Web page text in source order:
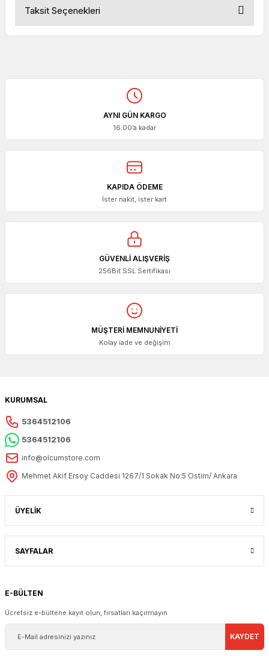
Taksit Seçenekleri
AYNI GÜN KARGO
16:00’a kadar
KAPIDA ÖDEME
İster nakit, ister kart
GÜVENLİ ALIŞVERİŞ
256Bit SSL Sertifikası
MÜŞTERİ MEMNUNİYETİ
Kolay iade ve değişim
KURUMSAL
5364512106
5364512106
info@olcumstore.com
Mehmet Akif Ersoy Caddesi 1267/1 Sokak No:5 Ostim/ Ankara
ÜYELİK
SAYFALAR
E-BÜLTEN
Ücretsiz e-bültene kayıt olun, fırsatları kaçırmayın
KAYDET